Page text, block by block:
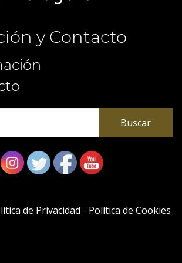
y Contacto
de Privacidad - Política de Cookies